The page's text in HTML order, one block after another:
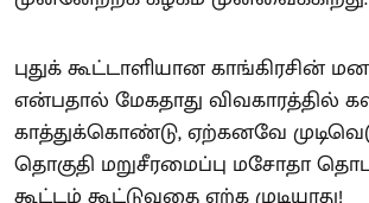
புதுக் கூட்டாளியான காங்கிரசின்
என்பதால் மேகதாது விவகாரத்தில்
காத்துக்கொண்டு, ஏற்கனவே
தொகுதி மறுசீரமைப்பு மசோதா